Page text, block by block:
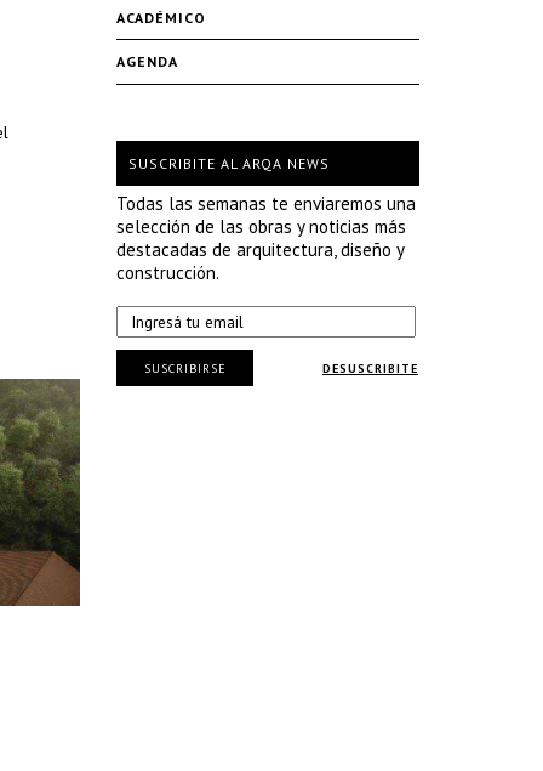
ACADÉMICO
AGENDA
SUSCRIBITE AL ARQA NEWS
Todas las semanas te enviaremos una
selección de las obras y noticias más
destacadas de arquitectura, diseño y
construcción.
DESUSCRIBITE
SUSCRIBIRSE